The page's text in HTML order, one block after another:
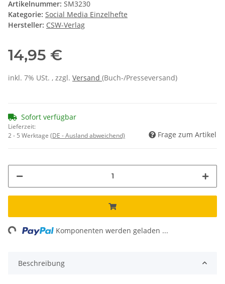
Artikelnummer: SM3230
Kategorie: Social Media Einzelhefte
Hersteller: CSW-Verlag
14,95 €
inkl. 7% USt. , zzgl. Versand (Buch-/Presseversand)
Sofort verfügbar
Lieferzeit:
2 - 5 Werktage (DE - Ausland abweichend) Frage zum Artikel
Komponenten werden geladen ...
Beschreibung